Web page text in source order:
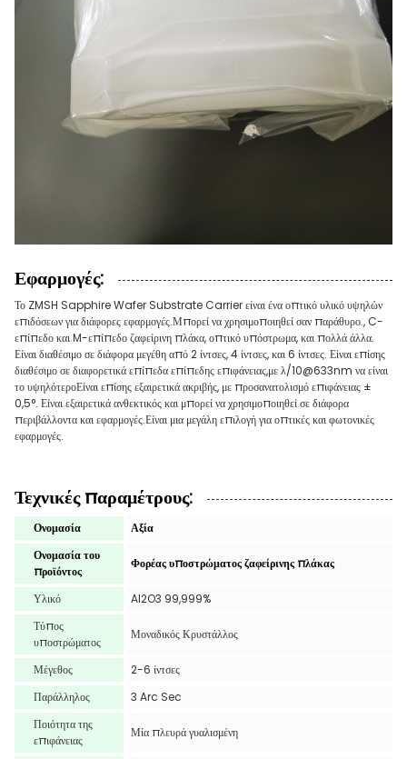
Εφαρμογές:
Το ZMSH Sapphire Wafer Substrate Carrier είναι ένα οπτικό υλικό υψηλών
επιδόσεων για διάφορες εφαρμογές.Μπορεί να χρησιμοποιηθεί σαν παράθυρο., C-
επίπεδο και M-επίπεδο ζαφείρινη πλάκα, οπτικό υπόστρωμα, και πολλά άλλα.
Είναι διαθέσιμο σε διάφορα μεγέθη από 2 ίντσες, 4 ίντσες, και 6 ίντσες. Είναι επίσης
διαθέσιμο σε διαφορετικά επίπεδα επίπεδης επιφάνειας,με λ/10@633nm να είναι
το υψηλότεροΕίναι επίσης εξαιρετικά ακριβής, με προσανατολισμό επιφάνειας ±
0,5°. Είναι εξαιρετικά ανθεκτικός και μπορεί να χρησιμοποιηθεί σε διάφορα
περιβάλλοντα και εφαρμογές.Είναι μια μεγάλη επιλογή για οπτικές και φωτονικές
εφαρμογές.
Τεχνικές παραμέτρους:
Ονομασία
Αξία
Ονομασία του
προϊόντος
Φορέας υποστρώματος ζαφείρινης πλάκας
Υλικό
Al2O3 99,999%
Τύπος
υποστρώματος
Μοναδικός Κρυστάλλος
Μέγεθος
2-6 ίντσες
Παράλληλος
3 Arc Sec
Ποιότητα της
επιφάνειας
Μία πλευρά γυαλισμένη